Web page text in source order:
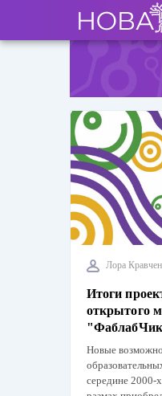
основному
User
account
Лора
Итоги
открытого
Новые
середине 2000-